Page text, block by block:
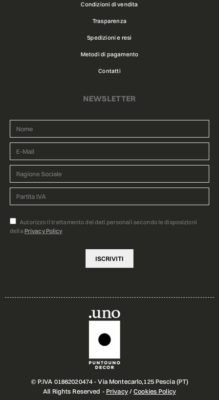
Condizioni di vendita
Trasparenza
Spedizioni e resi
Metodi di pagamento
Contatti
NEWSLETTER
Autorizzo il trattamento dei dati personali secondo le disposizioni
della Privacy Policy
© P.IVA 01862020474 - Via Montecarlo,125 Pescia (PT)
All Rights Reserved - Privacy/Cookies Policy